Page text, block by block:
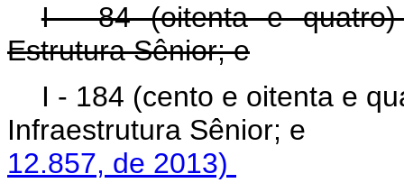
I - 84 (oitenta e quatro)
Estrutura Sênior; e
I - 184 (cento e oitenta e
Infraestrutura
12.857, de 2013)